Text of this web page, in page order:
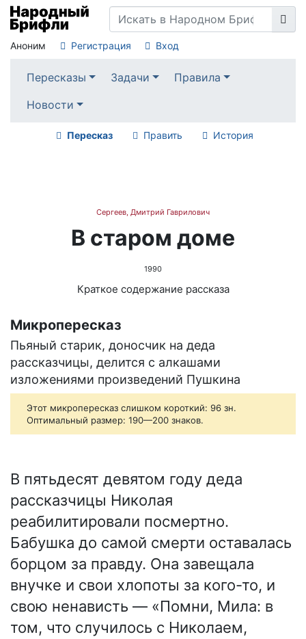
Аноним Регистрация Вход
Пересказы Задачи
Правила
Новости
Пересказ Править История
Сергеев, Дмитрий Гаврилович
В старом доме
1990
Краткое содержание рассказа
Микропересказ
Пьяный старик, доносчик на деда
рассказчицы, делится с алкашами
изложениями произведений Пушкина
Этот микропересказ слишком короткий: 96 зн.
Оптимальный размер: 190—200 знаков.
В пятьдесят девятом году деда
рассказчицы Николая
реабилитировали посмертно.
Бабушка до самой смерти оставалась
борцом за правду. Она завещала
внучке и свои хлопоты за кого-то, и
свою ненависть — «Помни, Мила: в
том, что случилось с Николаем,